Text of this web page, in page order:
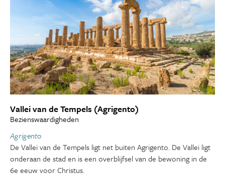
Vallei van de Tempels (Agrigento)
Bezienswaardigheden
Agrigento
De Vallei van de Tempels ligt net buiten Agrigento. De Vallei ligt
onderaan de stad en is een overblijfsel van de bewoning in de
6e eeuw voor Christus.